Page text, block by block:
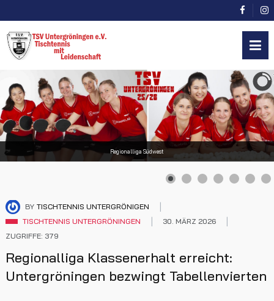
Regionalliga Südwest
BY TISCHTENNIS UNTERGRÖNIGEN
TISCHTENNIS UNTERGRÖNINGEN
30. MÄRZ 2026
ZUGRIFFE: 379
Regionalliga Klassenerhalt erreicht:
Untergröningen bezwingt Tabellenvierten